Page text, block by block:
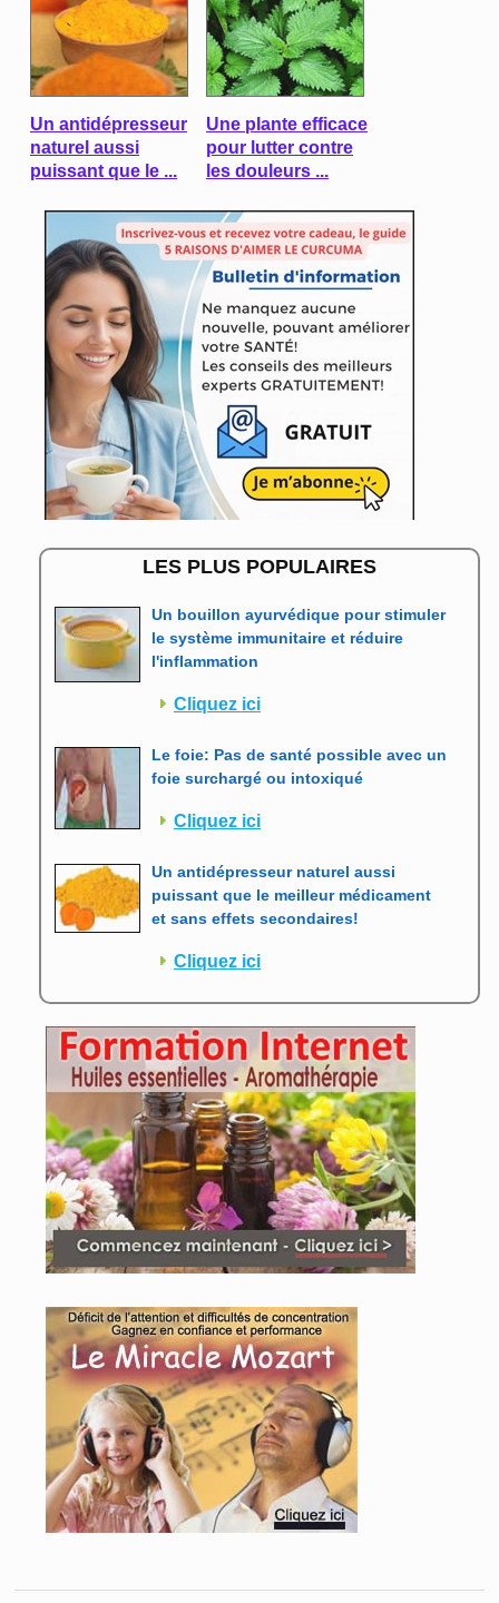
Un antidépresseur
naturel aussi
puissant que le ...
Une plante efficace
pour lutter contre
les douleurs ...
LES PLUS POPULAIRES
Un bouillon ayurvédique pour stimuler
le système immunitaire et réduire
l'inflammation
Cliquez ici
Le foie: Pas de santé possible avec un
foie surchargé ou intoxiqué
Cliquez ici
Un antidépresseur naturel aussi
puissant que le meilleur médicament
et sans effets secondaires!
Cliquez ici